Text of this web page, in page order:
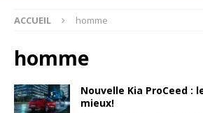
ACCUEIL homme
homme
Nouvelle Kia ProCeed :
mieux!